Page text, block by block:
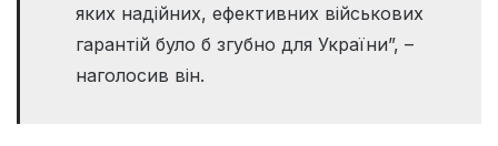
яких надійних, ефективних військових
гарантій було б згубно для України”, –
наголосив він.